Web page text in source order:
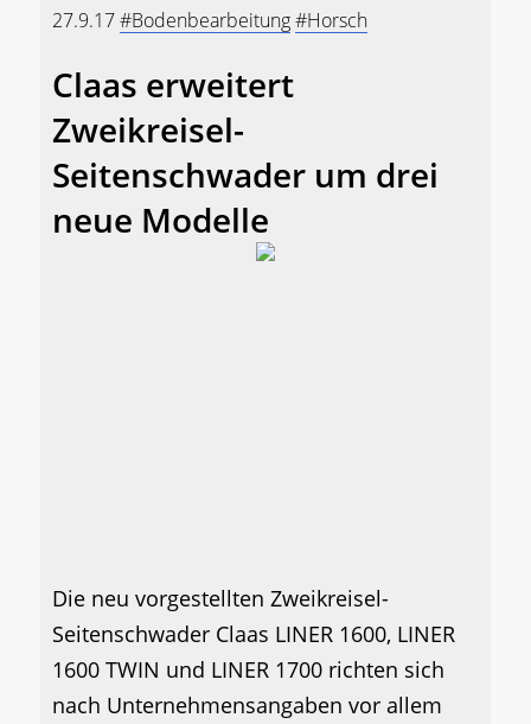
27.9.17#Bodenbearbeitung#Horsch
Claas erweitert
Zweikreisel-
Seitenschwader um drei
neue Modelle
Die neu vorgestellten Zweikreisel-
Seitenschwader Claas LINER 1600, LINER
1600 TWIN und LINER 1700 richten sich
nach Unternehmensangaben vor allem